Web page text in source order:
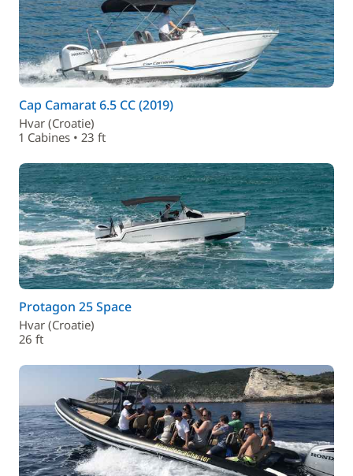
Cap Camarat 6.5 CC (2019)
Hvar (Croatie)
1 Cabines • 23 ft
Protagon 25 Space
Hvar (Croatie)
26 ft